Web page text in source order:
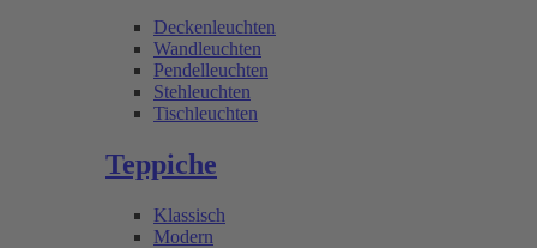
Deckenleuchten
Wandleuchten
Pendelleuchten
Stehleuchten
Tischleuchten
Teppiche
Klassisch
Modern